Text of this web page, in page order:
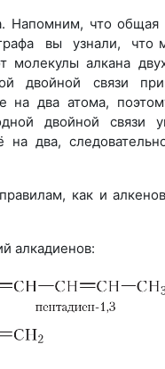
Напомним, что общая
вы узнали, что
молекулы алкана
двойной связи
на два атома,
двойной связи
два,
как и
алкадиенов: